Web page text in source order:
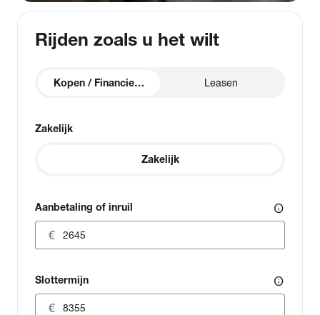
Rijden zoals u het wilt
Kopen / Financieren Leasen
Zakelijk
Zakelijk
Aanbetaling of inruil info
Slottermijn info